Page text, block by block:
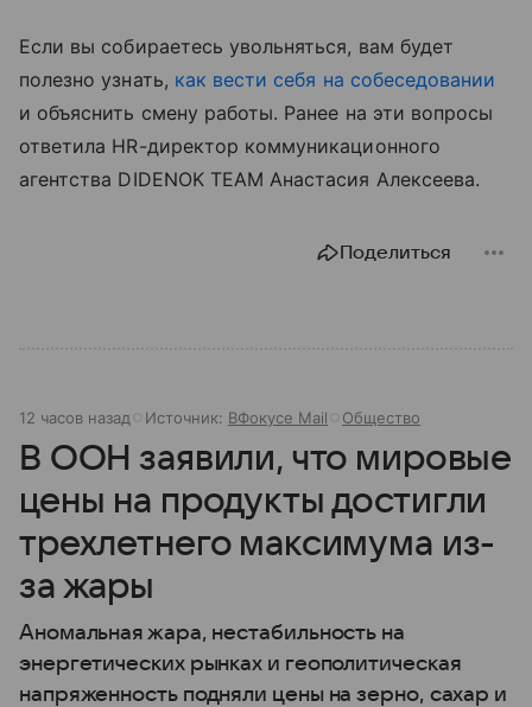
Если вы собираетесь увольняться, вам будет
полезно узнать, как вести себя на собеседовании
и объяснить смену работы. Ранее на эти вопросы
ответила HR-директор коммуникационного
агентства DIDENOK TEAM Анастасия Алексеева.
Поделиться
12 часов назад Источник: ВФокусе Mail Общество
В ООН заявили, что мировые
цены на продукты достигли
трехлетнего максимума из-
за жары
Аномальная жара, нестабильность на
энергетических рынках и геополитическая
напряженность подняли цены на зерно, сахар и